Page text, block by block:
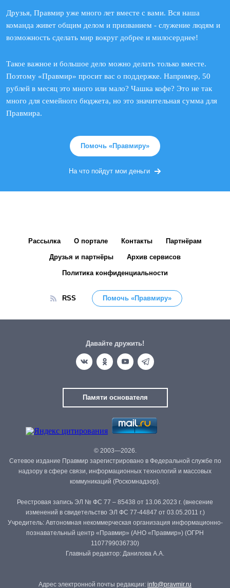
Друзья, Правмир уже много лет вместе с вами. Вся наша
команда живет общим делом и призванием - служение людям и
возможность сделать мир вокруг добрее и милосерднее!
Такое важное и большое дело можно делать только вместе.
Поэтому «Правмир» просит вас о поддержке. Например, 50
рублей в месяц это много или мало? Чашка кофе? Это не так
много для семейного бюджета, но это значительная сумма для
Правмира.
Помочь «Правмиру»
На что пойдут мои деньги
Рассылка О портале Контакты Партнёрам
Друзья и партнёры Архив сервисов
Политика конфиденциальности
RSS Помочь «Правмиру»
Давайте дружить!
Памяти основателя
© 2003—2026.
Сетевое издание Правмир зарегистрировано в Федеральной службе по
надзору в сфере связи, информационных технологий и массовых
коммуникаций (Роскомнадзор).
Реестровая запись ЭЛ № ФС 77 – 85438 от 13.06.2023 г. (внесение
изменений в свидетельство ЭЛ ФС 77-44847 от 03.05.2011 г.)
Учредитель: Автономная некоммерческая организация информационно-
познавательный центр «Правмир» (АНО «Правмир») (ОГРН
1107799036730)
Главный редактор: Данилова А.А.
Адрес электронной почты редакции: info@pravmir.ru